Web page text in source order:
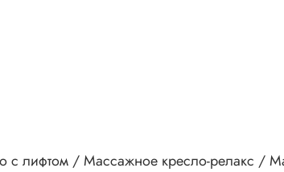
лифтом / Массажное кресло-релакс /